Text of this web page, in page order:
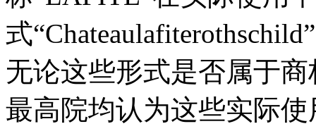
式
无论这些形式是否属于
最高院均认为这些实际